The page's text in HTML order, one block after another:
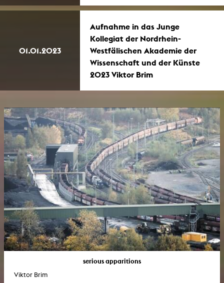
01.01.2023
Aufnahme in das Junge
Kollegiat der Nordrhein-
Westfälischen Akademie der
Wissenschaft und der Künste
2023 Viktor Brim
serious apparitions
Viktor Brim